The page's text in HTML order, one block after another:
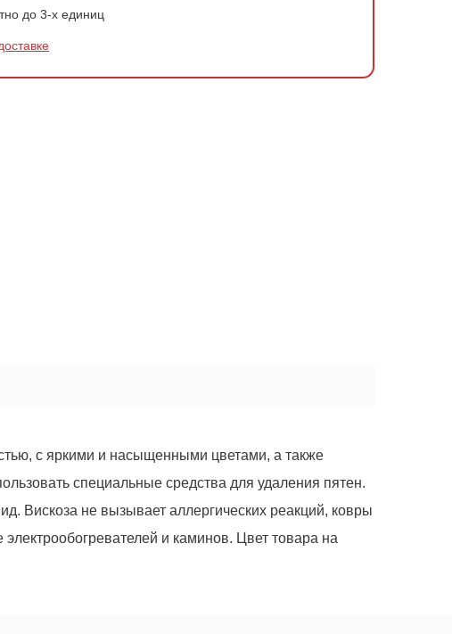
до 3-х единиц
с яркими и насыщенными цветами, а также
специальные средства для удаления пятен.
Вискоза не вызывает аллергических реакций, ковры
и каминов. Цвет товара на